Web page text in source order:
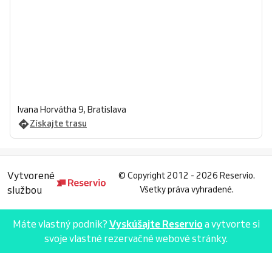
Ivana Horvátha 9, Bratislava
Získajte trasu
Vytvorené
službou
© Copyright 2012 - 2026 Reservio.
Všetky práva vyhradené.
Máte vlastný podnik? Vyskúšajte Reservio a vytvorte si
svoje vlastné rezervačné webové stránky.